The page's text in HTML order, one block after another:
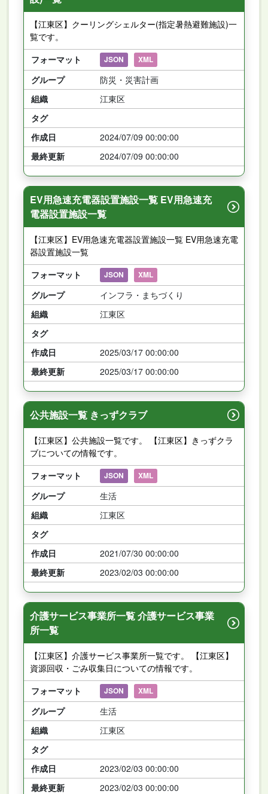
【江東区】クーリングシェルター(指定暑熱避難施設)一
覧です。
フォーマット
JSON XML
グループ
防災・災害計画
組織
江東区
タグ
作成日
2024/07/09 00:00:00
最終更新
2024/07/09 00:00:00
EV用急速充電器設置施設一覧 EV用急速充
電器設置施設一覧
【江東区】EV用急速充電器設置施設一覧 EV用急速充電
器設置施設一覧
フォーマット
JSON XML
グループ
インフラ・まちづくり
組織
江東区
タグ
作成日
2025/03/17 00:00:00
最終更新
2025/03/17 00:00:00
公共施設一覧 きっずクラブ
【江東区】公共施設一覧です。 【江東区】きっずクラ
ブについての情報です。
フォーマット
JSON XML
グループ
生活
組織
江東区
タグ
作成日
2021/07/30 00:00:00
最終更新
2023/02/03 00:00:00
介護サービス事業所一覧 介護サービス事業
所一覧
【江東区】介護サービス事業所一覧です。 【江東区】
資源回収・ごみ収集日についての情報です。
フォーマット
JSON XML
グループ
生活
組織
江東区
タグ
作成日
2023/02/03 00:00:00
最終更新
2023/02/03 00:00:00